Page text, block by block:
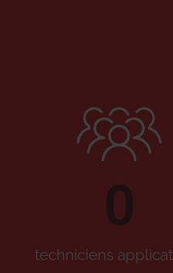
techniciens
0